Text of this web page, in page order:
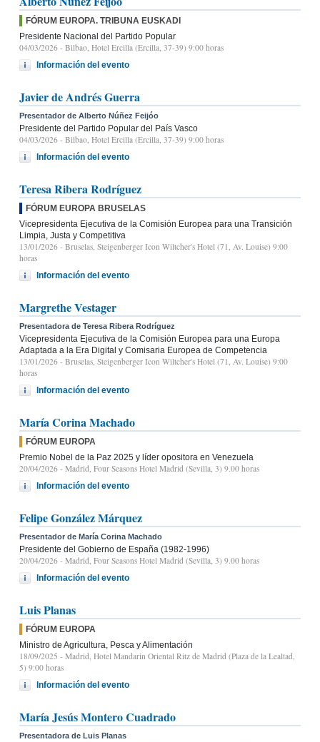
FÓRUM EUROPA. TRIBUNA EUSKADI
Presidente Nacional del Partido Popular
04/03/2026 - Bilbao, Hotel Ercilla (Ercilla, 37-39) 9:00 horas
Información del evento
Javier de Andrés Guerra
Presentador de Alberto Núñez Feijóo
Presidente del Partido Popular del País Vasco
04/03/2026 - Bilbao, Hotel Ercilla (Ercilla, 37-39) 9:00 horas
Información del evento
Teresa Ribera Rodríguez
FÓRUM EUROPA BRUSELAS
Vicepresidenta Ejecutiva de la Comisión Europea para una Transición
Limpia, Justa y Competitiva
13/01/2026 - Bruselas, Steigenberger Icon Wiltcher's Hotel (71, Av. Louise) 9:00
horas
Información del evento
Margrethe Vestager
Presentadora de Teresa Ribera Rodríguez
Vicepresidenta Ejecutiva de la Comisión Europea para una Europa
Adaptada a la Era Digital y Comisaria Europea de Competencia
13/01/2026 - Bruselas, Steigenberger Icon Wiltcher's Hotel (71, Av. Louise) 9:00
horas
Información del evento
María Corina Machado
FÓRUM EUROPA
Premio Nobel de la Paz 2025 y líder opositora en Venezuela
20/04/2026 - Madrid, Four Seasons Hotel Madrid (Sevilla, 3) 9.00 horas
Información del evento
Felipe González Márquez
Presentador de María Corina Machado
Presidente del Gobierno de España (1982-1996)
20/04/2026 - Madrid, Four Seasons Hotel Madrid (Sevilla, 3) 9.00 horas
Información del evento
Luis Planas
FÓRUM EUROPA
Ministro de Agricultura, Pesca y Alimentación
18/09/2025 - Madrid, Hotel Mandarin Oriental Ritz de Madrid (Plaza de la Lealtad,
5) 9:00 horas
Información del evento
María Jesús Montero Cuadrado
Presentadora de Luis Planas